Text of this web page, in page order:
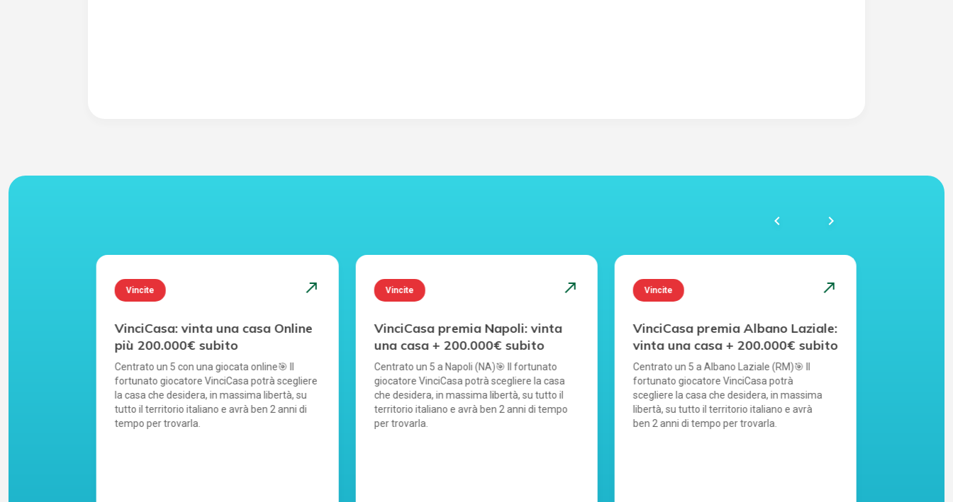
Vincite north_east
VinciCasa: vinta una casa Online
più 200.000€ subito
Centrato un 5 con una giocata online🎯 Il
fortunato giocatore VinciCasa potrà scegliere
la casa che desidera, in massima libertà, su
tutto il territorio italiano e avrà ben 2 anni di
tempo per trovarla.
Vincite north_east
VinciCasa premia Napoli: vinta
una casa + 200.000€ subito
Centrato un 5 a Napoli (NA)🎯 Il fortunato
giocatore VinciCasa potrà scegliere la casa
che desidera, in massima libertà, su tutto il
territorio italiano e avrà ben 2 anni di tempo
per trovarla.
Vincite north_east
VinciCasa premia Albano Laziale:
vinta una casa + 200.000€ subito
Centrato un 5 a Albano Laziale (RM)🎯 Il
fortunato giocatore VinciCasa potrà
scegliere la casa che desidera, in massima
libertà, su tutto il territorio italiano e avrà
ben 2 anni di tempo per trovarla.
chevron_left navigate_next